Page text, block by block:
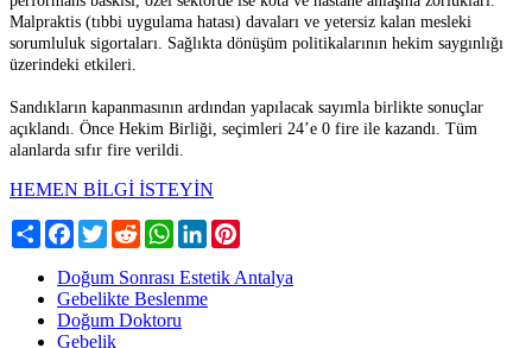
Malpraktis (tıbbi uygulama hatası) davaları ve yetersiz kalan mesleki
sorumluluk sigortaları. Sağlıkta dönüşüm politikalarının hekim saygınlığı
üzerindeki etkileri.
Sandıkların kapanmasının ardından yapılacak sayımla birlikte sonuçlar
açıklandı. Önce Hekim Birliği, seçimleri 24’e 0 fire ile kazandı. Tüm
alanlarda sıfır fire verildi.
HEMEN BİLGİ İSTEYİN
ShareFacebook
TwitterRedditWhatsApp
LinkedIn
Doğum Sonrası Estetik Antalya
Gebelikte Beslenme
Doğum Doktoru
Gebelik